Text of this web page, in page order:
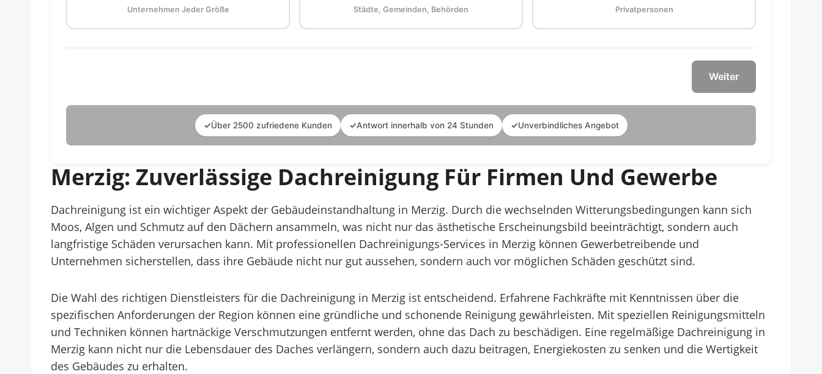
Unternehmen Jeder Größe Städte, Gemeinden, Behörden Privatpersonen
Weiter
✓Über 2500 zufriedene Kunden ✓Antwort innerhalb von 24 Stunden ✓Unverbindliches Angebot
Merzig: Zuverlässige Dachreinigung Für Firmen Und Gewerbe
Dachreinigung ist ein wichtiger Aspekt der Gebäudeinstandhaltung in Merzig. Durch die wechselnden Witterungsbedingungen kann sich
Moos, Algen und Schmutz auf den Dächern ansammeln, was nicht nur das ästhetische Erscheinungsbild beeinträchtigt, sondern auch
langfristige Schäden verursachen kann. Mit professionellen Dachreinigungs-Services in Merzig können Gewerbetreibende und
Unternehmen sicherstellen, dass ihre Gebäude nicht nur gut aussehen, sondern auch vor möglichen Schäden geschützt sind.
Die Wahl des richtigen Dienstleisters für die Dachreinigung in Merzig ist entscheidend. Erfahrene Fachkräfte mit Kenntnissen über die
spezifischen Anforderungen der Region können eine gründliche und schonende Reinigung gewährleisten. Mit speziellen Reinigungsmitteln
und Techniken können hartnäckige Verschmutzungen entfernt werden, ohne das Dach zu beschädigen. Eine regelmäßige Dachreinigung in
Merzig kann nicht nur die Lebensdauer des Daches verlängern, sondern auch dazu beitragen, Energiekosten zu senken und die Wertigkeit
des Gebäudes zu erhalten.